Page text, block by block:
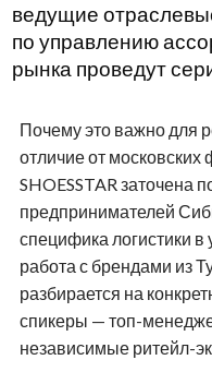
ведущие
по управлению
рынка проведут
Почему это важно для
отличие от
SHOESSTAR заточена
предпринимателей
специфика логистики в
работа с брендами из
разбирается на
спикеры — топ-
независимые ритейл-